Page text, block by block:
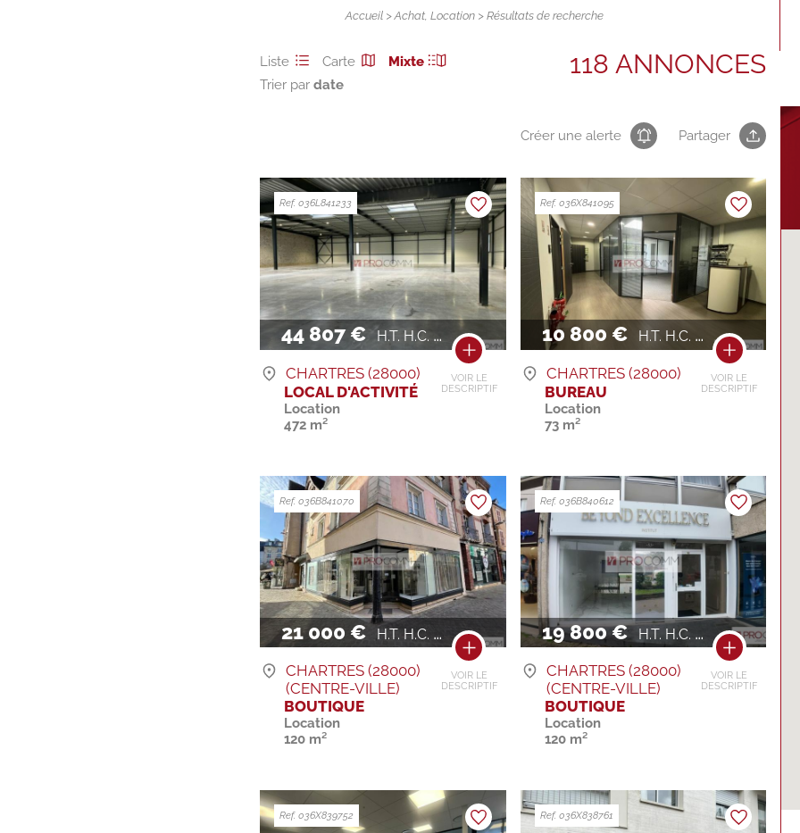
Accueil >Achat,Location > Résultats de recherche
Liste Carte
Mixte
Trier par
118 ANNONCES
Créer une alerte Partager
44 807 € H.T. H.C. / AN
VOIR LE
DESCRIPTIF
Ref. 036L841233
CHARTRES (28000)
LOCAL D'ACTIVITÉ
Location
472 m²
10 800 € H.T. H.C. / AN
VOIR LE
DESCRIPTIF
Ref. 036X841095
CHARTRES (28000)
BUREAU
Location
73 m²
21 000 € H.T. H.C. / AN
VOIR LE
DESCRIPTIF
Ref. 036B841070
CHARTRES (28000)
(CENTRE-VILLE)
BOUTIQUE
Location
120 m²
19 800 € H.T. H.C. / AN
VOIR LE
DESCRIPTIF
Ref. 036B840612
CHARTRES (28000)
(CENTRE-VILLE)
BOUTIQUE
Location
120 m²
Ref. 036X839752 Ref. 036X838761